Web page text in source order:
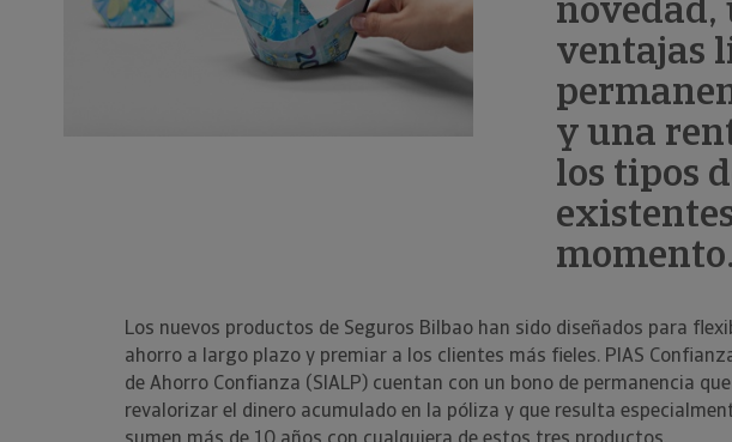
novedad,
ventajas
y una
los tipos
Los nuevos productos de Seguros Bilbao han sido diseñados para
ahorro a largo plazo y premiar a los clientes más fieles. PIAS
de Ahorro Confianza (SIALP) cuentan con un bono de permanencia
revalorizar el dinero acumulado en la póliza y que resulta